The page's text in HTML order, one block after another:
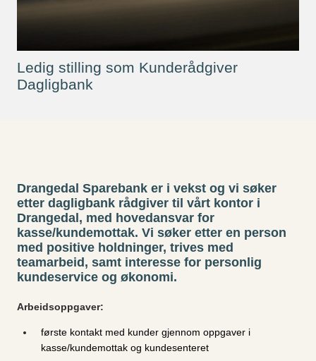
Ledig stilling som Kunderådgiver
Dagligbank
Drangedal Sparebank er i vekst og vi søker
etter dagligbank rådgiver til vårt kontor i
Drangedal, med hovedansvar for
kasse/kundemottak. Vi søker etter en person
med positive holdninger, trives med
teamarbeid, samt interesse for personlig
kundeservice og økonomi.
Arbeidsoppgaver:
første kontakt med kunder gjennom oppgaver i
kasse/kundemottak og kundesenteret